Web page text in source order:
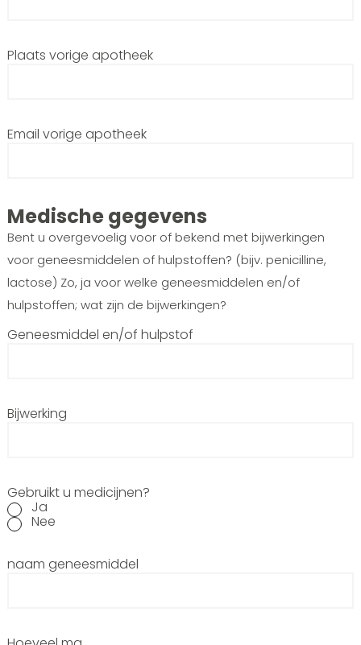
Plaats vorige apotheek
Email vorige apotheek
Medische gegevens
Bent u overgevoelig voor of bekend met bijwerkingen
voor geneesmiddelen of hulpstoffen? (bijv. penicilline,
lactose) Zo, ja voor welke geneesmiddelen en/of
hulpstoffen; wat zijn de bijwerkingen?
Geneesmiddel en/of hulpstof
Bijwerking
Gebruikt u medicijnen?
Ja
Nee
naam geneesmiddel